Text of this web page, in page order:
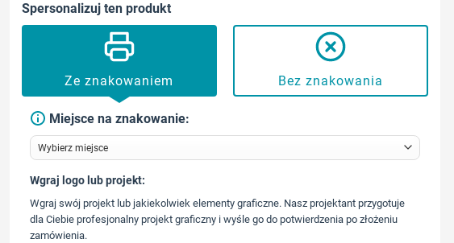
Spersonalizuj ten produkt
Ze znakowaniem Bez znakowania
Miejsce na znakowanie:
573 568 217
Wgraj logo lub projekt:
Wgraj swój projekt lub jakiekolwiek elementy graficzne. Nasz projektant przygotuje
dla Ciebie profesjonalny projekt graficzny i wyśle go do potwierdzenia po złożeniu
zamówienia.